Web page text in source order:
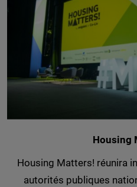
Housing
Housing Matters! réunira
autorités publiques